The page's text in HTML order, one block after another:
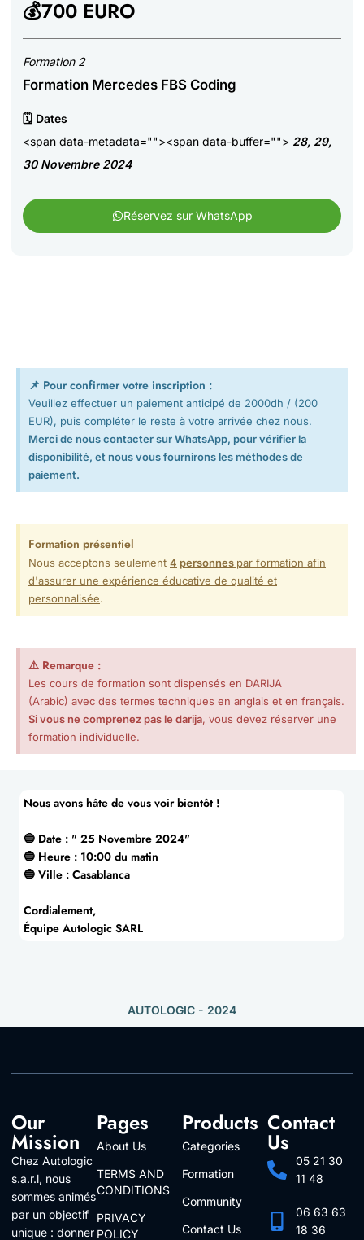
💰700 EURO
Formation 2
Formation Mercedes FBS Coding
🗓️ Dates
<span data-metadata=""><span data-buffer=""> 28, 29,
30 Novembre 2024
Réservez sur WhatsApp
📌 Pour confirmer votre inscription :
Veuillez effectuer un paiement anticipé de 2000dh / (200
EUR), puis compléter le reste à votre arrivée chez nous.
Merci de nous contacter sur WhatsApp, pour vérifier la
disponibilité, et nous vous fournirons les méthodes de
paiement.
Formation présentiel
Nous acceptons seulement 4 personnes par formation afin
d'assurer une expérience éducative de qualité et
personnalisée.
⚠️ Remarque :
Les cours de formation sont dispensés en DARIJA
(Arabic) avec des termes techniques en anglais et en français.
Si vous ne comprenez pas le darija, vous devez réserver une
formation individuelle.
Nous avons hâte de vous voir bientôt !
🔵 Date : " 25 Novembre 2024"
🔵 Heure : 10:00 du matin
🔵 Ville : Casablanca
Cordialement,
Équipe Autologic SARL
AUTOLOGIC - 2024
Our
Mission
Chez Autologic
s.a.r.l, nous
sommes animés
par un objectif
unique : donner
Pages
About Us
TERMS AND
CONDITIONS
PRIVACY
POLICY
Products
Categories
Formation
Community
Contact Us
Contact
Us
05 21 30
11 48
06 63 63
18 36